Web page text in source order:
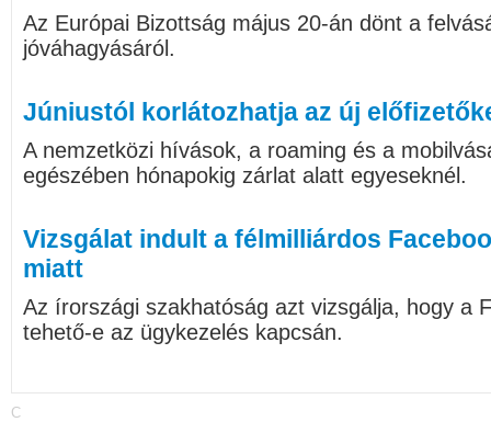
Az Európai Bizottság május 20-án dönt a
jóváhagyásáról.
Júniustól korlátozhatja az új
A nemzetközi hívások, a roaming és a
egészében hónapokig zárlat alatt egyeseknél.
Vizsgálat indult a félmilliárdos
miatt
Az írországi szakhatóság azt vizsgálja, hogy a
tehető-e az ügykezelés kapcsán.
C